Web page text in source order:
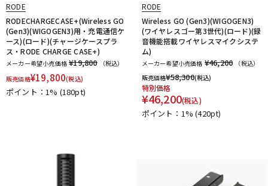
T-REX
TRITON AUDIO
TUBE-TECH
UDG ULTIMATE
ULTRASONE
Umbrella Company
United Studio Technologies
Universal Audio
unknown VELCRO(R) Brand
Vintech Audio
V-MODA
Vocal Mist
VOVOX VOX-O-RAMA
Voyage Audio
WAGNUS.
WAVES
Wharfedale
YAMAHA YAXI Zahl
ZAOR
トーリハン
DrAlienSmith
cmf by NOTHING
RODE
RODECHARGECASE+(Wireless GO
(Gen3)(WIGOGEN3)用・充電通信ケ
ース)(ロード)(チャージケースプラ
ス・RODE CHARGE CASE+)
メーカー希望小売価格 ¥19,800
（税込）
販売価格¥19,800(税込)
ポイント：1% (180pt)
RODE
Wireless GO (Gen3)(WIGOGEN3)
(ワイヤレスゴー第3世代)(ロード)(録
音機能搭載ワイヤレスマイクシステ
ム)
メーカー希望小売価格 ¥46,200
（税込）
販売価格¥58,300(税込)
特別価格
¥46,200(税込)
ポイント：1%(420pt)